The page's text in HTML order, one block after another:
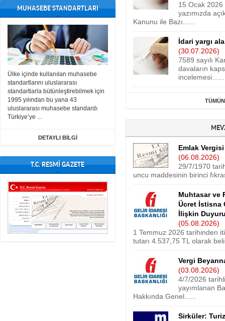
MUHASEBE STANDARTLARI
Ülke içinde kullanılan muhasebe
standartlarını uluslararası
standartlarla bütünleştirebilmek için
1995 yılından bu yana 43
uluslararası muhasebe standardı
Türkiye’ye ...
DETAYLI BİLGİ
T.C. RESMİ GAZETE
15 Ocak 2026
yazımızda
Kanunu ile Bazı......
İdari yargı
(30.07.2026)
7589 sayılı
davaların
incelemesi......
Emlak
(06.08.2026)
29/7/1970
uncu maddesinin birinci
Muhtasar ve
Ücret İstisna
İlişkin
(05.08.2026)
1 Temmuz 2026 tarihinden
tutarı 4.537,75 TL olarak
Vergi
(03.08.2026)
4/7/2026
yayımlanan
Hakkında Genel......
Sirküler: